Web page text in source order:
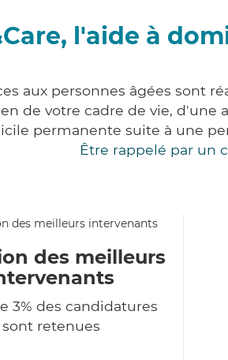
l'aide à
aux personnes âgées sont
de votre cadre de vie,
permanente suite à une
Être rappelé par un
des meilleurs
3% des candidatures
sont retenues